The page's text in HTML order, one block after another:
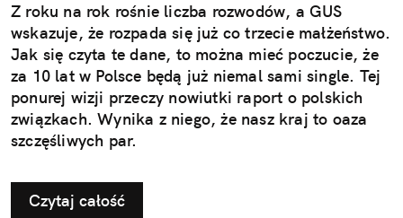
Z roku na rok rośnie liczba rozwodów, a GUS
wskazuje, że rozpada się już co trzecie małżeństwo.
Jak się czyta te dane, to można mieć poczucie, że
za 10 lat w Polsce będą już niemal sami single. Tej
ponurej wizji przeczy nowiutki raport o polskich
związkach. Wynika z niego, że nasz kraj to oaza
szczęśliwych par.
Czytaj całość